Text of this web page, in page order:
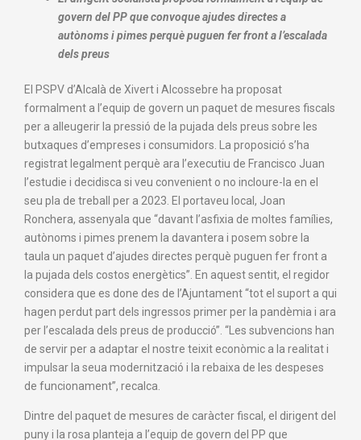
govern del PP que convoque ajudes directes a
autònoms i pimes perquè puguen fer front a l’escalada
dels preus
El PSPV d’Alcalà de Xivert i Alcossebre ha proposat
formalment a l’equip de govern un paquet de mesures fiscals
per a alleugerir la pressió de la pujada dels preus sobre les
butxaques d’empreses i consumidors. La proposició s’ha
registrat legalment perquè ara l’executiu de Francisco Juan
l’estudie i decidisca si veu convenient o no incloure-la en el
seu pla de treball per a 2023. El portaveu local, Joan
Ronchera, assenyala que “davant l’asfixia de moltes famílies,
autònoms i pimes prenem la davantera i posem sobre la
taula un paquet d’ajudes directes perquè puguen fer front a
la pujada dels costos energètics”. En aquest sentit, el regidor
considera que es done des de l’Ajuntament “tot el suport a qui
hagen perdut part dels ingressos primer per la pandèmia i ara
per l’escalada dels preus de producció”. “Les subvencions han
de servir per a adaptar el nostre teixit econòmic a la realitat i
impulsar la seua modernització i la rebaixa de les despeses
de funcionament”, recalca.
Dintre del paquet de mesures de caràcter fiscal, el dirigent del
puny i la rosa planteja a l’equip de govern del PP que